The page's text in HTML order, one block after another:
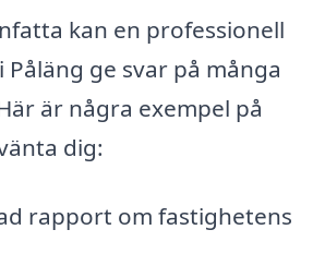
kan en professionell
ge svar på många
är några exempel på
dig:
rapport om fastighetens